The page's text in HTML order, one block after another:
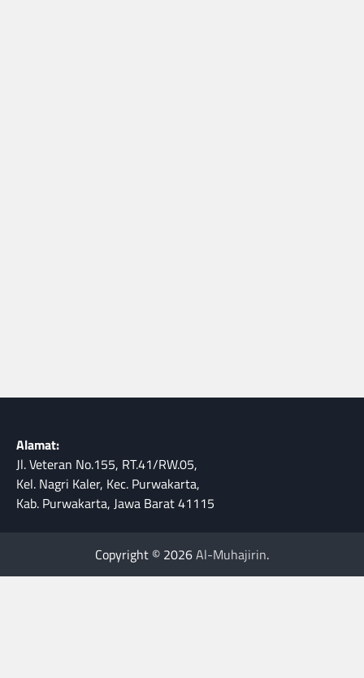
Alamat:
Jl. Veteran No.155, RT.41/RW.05,
Kel. Nagri Kaler, Kec. Purwakarta,
Kab. Purwakarta, Jawa Barat 41115
Copyright © 2026Al-Muhajirin.